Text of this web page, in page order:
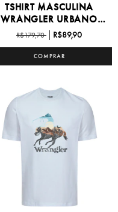
TSHIRT MASCULINA
WRANGLER URBANO
P/GG -...
R$179,70 R$89,90
COMPRAR